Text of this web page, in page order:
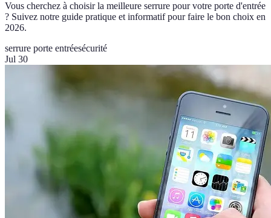
Vous cherchez à choisir la meilleure serrure pour votre porte d'entrée
? Suivez notre guide pratique et informatif pour faire le bon choix en
2026.
serrure porte entréesécurité
Jul 30